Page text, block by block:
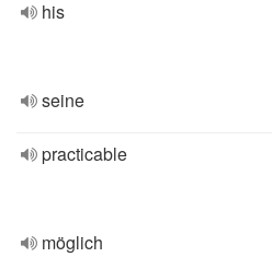
his
seine
practicable
möglich